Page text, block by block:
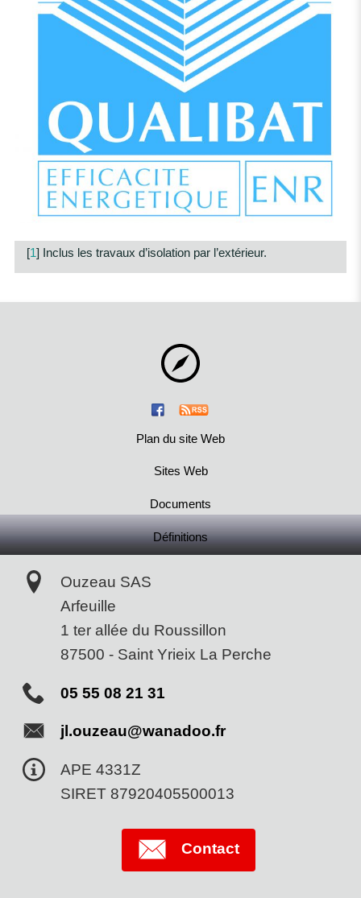
[1] Inclus les travaux d’isolation par l’extérieur.
Plan du site Web
Sites Web
Documents
Définitions
Ouzeau SAS
Arfeuille
1 ter allée du Roussillon
87500 - Saint Yrieix La Perche
05 55 08 21 31
jl.ouzeau@wanadoo.fr
APE 4331Z
SIRET 87920405500013
Contact